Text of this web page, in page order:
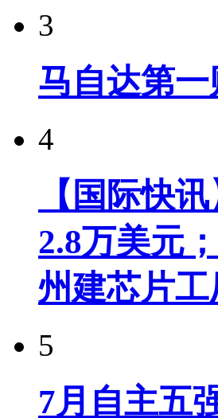
3
马自达第
4
【国际快
2.8万美元
州建芯片
5
7月自主五